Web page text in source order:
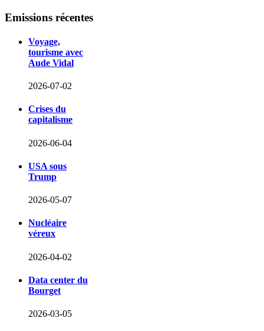
Emissions récentes
Voyage,
tourisme avec
Aude Vidal
2026-07-02
Crises du
capitalisme
2026-06-04
USA sous
Trump
2026-05-07
Nucléaire
véreux
2026-04-02
Data center du
Bourget
2026-03-05